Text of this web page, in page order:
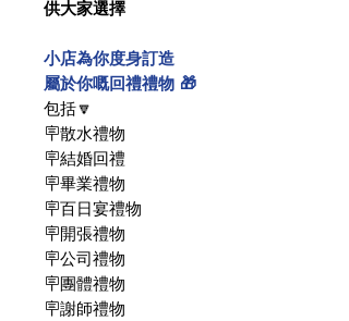
供大家選擇
小店為你度身訂造
屬於你嘅回禮禮物 🎁
包括🔽
🪧散水禮物
🪧結婚回禮
🪧畢業禮物
🪧百日宴禮物
🪧開張禮物
🪧公司禮物
🪧團體禮物
🪧謝師禮物